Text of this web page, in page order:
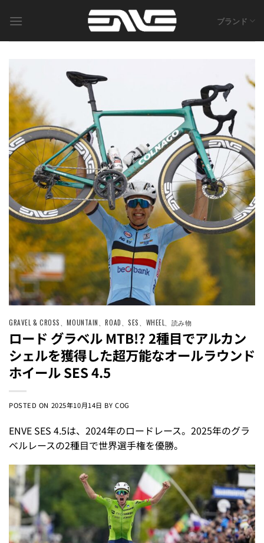
ブランド
GRAVEL & CROSS 、MOUNTAIN 、ROAD 、SES WHEEL 読み物
ロード グラベル MTB!? 2種目でアルカン
シェルを獲得した超万能なオールラウンド
ホイール SES 4.5
POSTED ON 2025年10月14日 BYCOG
ENVE SES 4.5は、2024年のロードレース。2025年のグラ
ベルレースの2種目で世界選手権を優勝。